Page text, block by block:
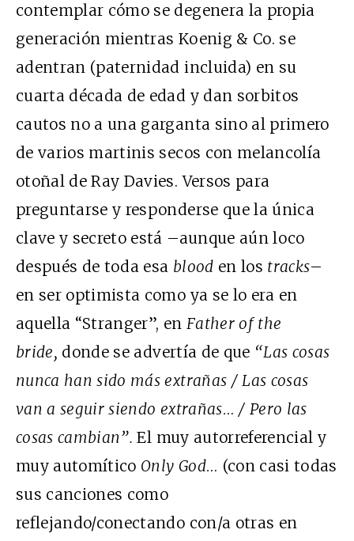
contemplar cómo se degenera la propia
generación mientras Koenig & Co. se
adentran (paternidad incluida) en su
cuarta década de edad y dan sorbitos
cautos no a una garganta sino al primero
de varios martinis secos con melancolía
otoñal de Ray Davies. Versos para
preguntarse y responderse que la única
clave y secreto está –aunque aún loco
después de toda esa blood en los tracks–
en ser optimista como ya se lo era en
aquella “Stranger”, en Father of the
bride, donde se advertía de que “Las cosas
nunca han sido más extrañas / Las cosas
van a seguir siendo extrañas… / Pero las
cosas cambian”.El muy autorreferencial y
muy automítico Only God… (con casi todas
sus canciones como
reflejando/conectando con/a otras en